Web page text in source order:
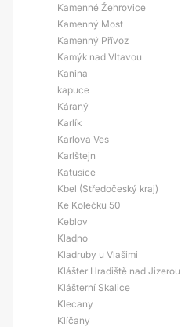
Kamenné Žehrovice
Kamenný Most
Kamenný Přívoz
Kamýk nad Vltavou
Kanina
kapuce
Káraný
Karlík
Karlova Ves
Karlštejn
Katusice
Kbel (Středočeský kraj)
Ke Kolečku 50
Keblov
Kladno
Kladruby u Vlašimi
Klášter Hradiště nad Jizerou
Klášterní Skalice
Klecany
Klíčany